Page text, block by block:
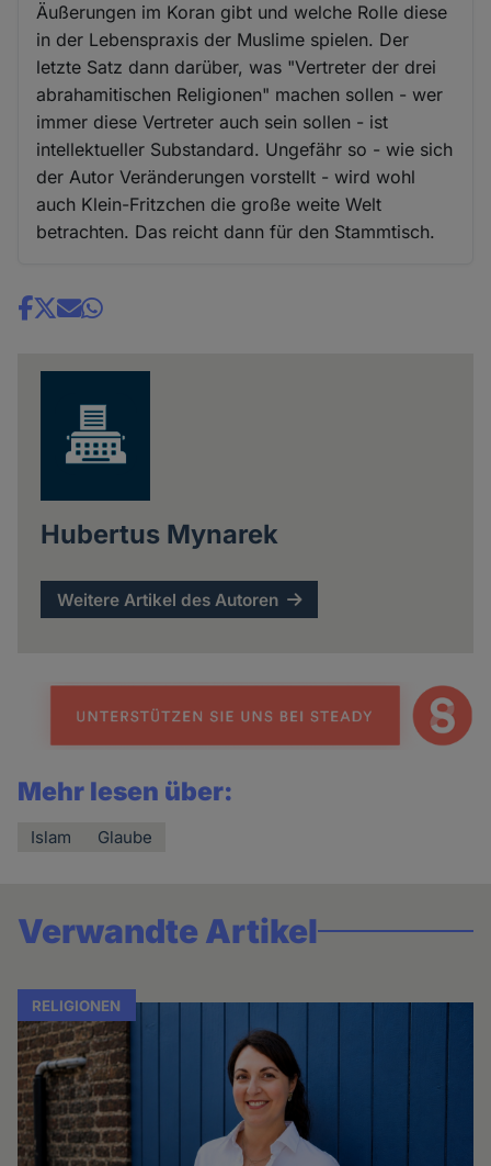
Äußerungen im Koran gibt und welche Rolle diese
in der Lebenspraxis der Muslime spielen. Der
letzte Satz dann darüber, was "Vertreter der drei
abrahamitischen Religionen" machen sollen - wer
immer diese Vertreter auch sein sollen - ist
intellektueller Substandard. Ungefähr so - wie sich
der Autor Veränderungen vorstellt - wird wohl
auch Klein-Fritzchen die große weite Welt
betrachten. Das reicht dann für den Stammtisch.
Share
Hubertus Mynarek
Weitere Artikel des Autoren
Mehr lesen über:
Islam Glaube
Verwandte Artikel
RELIGIONEN